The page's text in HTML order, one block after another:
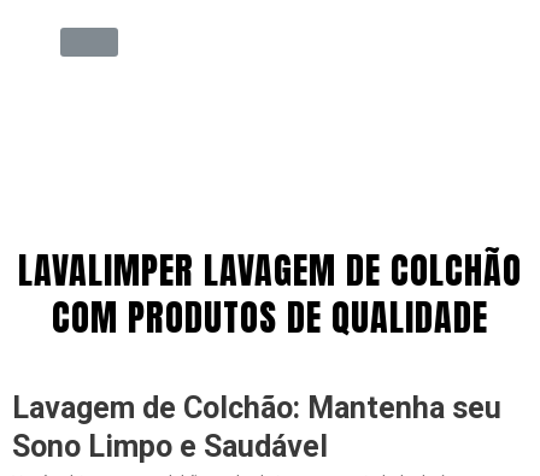
LAVALIMPER LAVAGEM DE COLCHÃO
COM PRODUTOS DE QUALIDADE
Lavagem de Colchão: Mantenha seu
Sono Limpo e Saudável